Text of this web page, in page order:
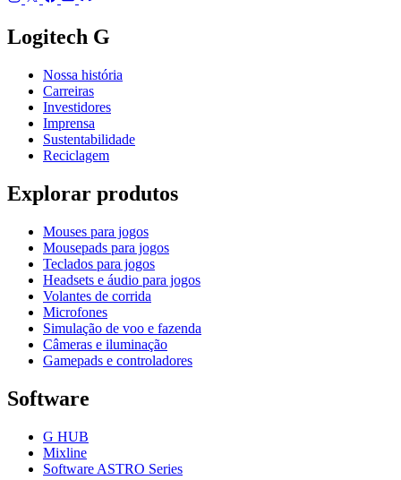
Logitech G
Nossa história
Carreiras
Investidores
Imprensa
Sustentabilidade
Reciclagem
Explorar produtos
Mouses para jogos
Mousepads para jogos
Teclados para jogos
Headsets e áudio para jogos
Volantes de corrida
Microfones
Simulação de voo e fazenda
Câmeras e iluminação
Gamepads e controladores
Software
G HUB
Mixline
Software ASTRO Series